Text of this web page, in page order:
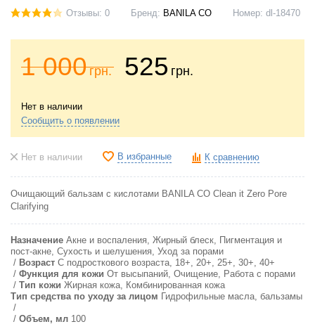
Отзывы: 0 Бренд: BANILA CO Номер: dl-18470
1 000грн. 525 грн.
Нет в наличии
Сообщить о появлении
Нет в наличии В избранные К сравнению
Очищающий бальзам с кислотами BANILA CO Clean it Zero Pore
Clarifying
Назначение Акне и воспаления, Жирный блеск, Пигментация и
пост-акне, Сухость и шелушения, Уход за порами
Возраст С подросткового возраста, 18+, 20+, 25+, 30+, 40+
Функция для кожи От высыпаний, Очищение, Работа с порами
Тип кожи Жирная кожа, Комбинированная кожа
Тип средства по уходу за лицом
Гидрофильные масла, бальзамы
Объем, мл 100